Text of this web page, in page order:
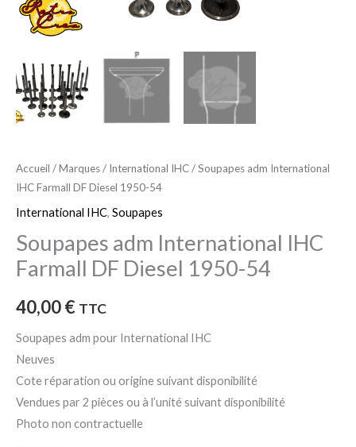
Accueil /Marques/ International IHC/ Soupapes adm International
IHC Farmall DF Diesel 1950-54
International IHC, Soupapes
Soupapes adm International IHC
Farmall DF Diesel 1950-54
40,00€ TTC
Soupapes adm pour International IHC
Neuves
Cote réparation ou origine suivant disponibilité
Vendues par 2 pièces ou à l’unité suivant disponibilité
Photo non contractuelle
54